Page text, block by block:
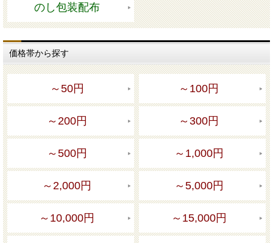
のし包装配布
価格帯から探す
～50円 ～100円
～200円 ～300円
～500円 ～1,000円
～2,000円 ～5,000円
～10,000円 ～15,000円